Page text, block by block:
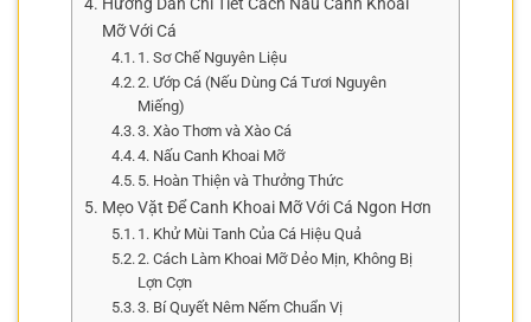
Mỡ Với Cá
1. Sơ Chế Nguyên Liệu
2. Ướp Cá (Nếu Dùng Cá Tươi Nguyên
Miếng)
3. Xào Thơm và Xào Cá
4. Nấu Canh Khoai Mỡ
5. Hoàn Thiện và Thưởng Thức
Mẹo Vặt Để Canh Khoai Mỡ Với Cá Ngon Hơn
1. Khử Mùi Tanh Của Cá Hiệu Quả
2. Cách Làm Khoai Mỡ Dẻo Mịn, Không Bị
Lợn Cợn
3. Bí Quyết Nêm Nếm Chuẩn Vị